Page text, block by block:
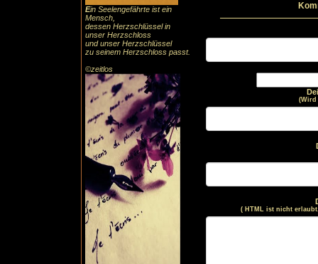
Ein Seelengefährte ist ein
Mensch,
dessen Herzschlüssel in
unser Herzschloss
und unser Herzschlüssel
zu seinem Herzschloss passt.
©zeitlos
(Wird
( HTML ist nicht